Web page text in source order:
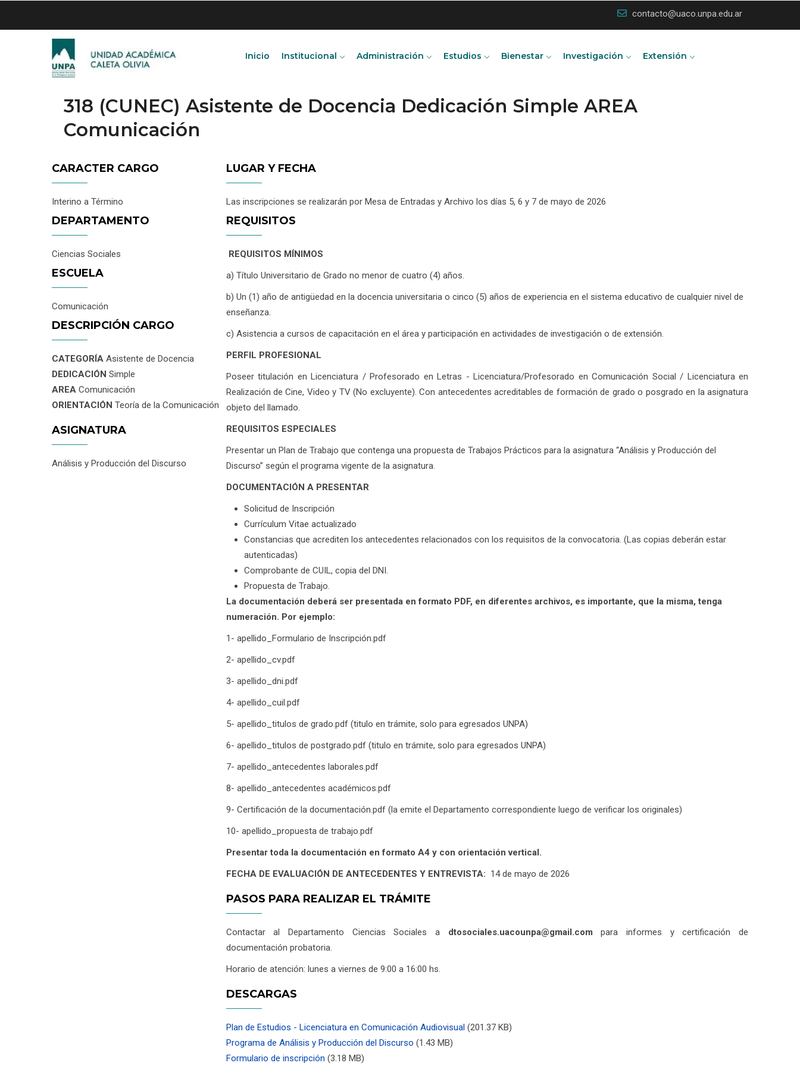
contacto@uaco.unpa.edu.ar
Inicio Institucional Administración Estudios Bienestar Investigación Extensión
318 (CUNEC) Asistente de Docencia Dedicación Simple AREA
Comunicación
CARACTER CARGO
Interino a Término
DEPARTAMENTO
Ciencias Sociales
ESCUELA
Comunicación
DESCRIPCIÓN CARGO
CATEGORÍA Asistente de Docencia
DEDICACIÓN Simple
AREA Comunicación
ORIENTACIÓN Teoría de la Comunicación
ASIGNATURA
Análisis y Producción del Discurso
LUGAR Y FECHA
Las inscripciones se realizarán por Mesa de Entradas y Archivo los días 5, 6 y 7 de mayo de 2026
REQUISITOS
REQUISITOS MÍNIMOS
a) Título Universitario de Grado no menor de cuatro (4) años.
b) Un (1) año de antigüedad en la docencia universitaria o cinco (5) años de experiencia en el sistema educativo de cualquier nivel de
enseñanza.
c) Asistencia a cursos de capacitación en el área y participación en actividades de investigación o de extensión.
PERFIL PROFESIONAL
Poseer titulación en Licenciatura / Profesorado en Letras - Licenciatura/Profesorado en Comunicación Social / Licenciatura en
Realización de Cine, Video y TV (No excluyente). Con antecedentes acreditables de formación de grado o posgrado en la asignatura
objeto del llamado.
REQUISITOS ESPECIALES
Presentar un Plan de Trabajo que contenga una propuesta de Trabajos Prácticos para la asignatura “Análisis y Producción del
Discurso” según el programa vigente de la asignatura.
DOCUMENTACIÓN A PRESENTAR
Solicitud de Inscripción
Currículum Vitae actualizado
Constancias que acrediten los antecedentes relacionados con los requisitos de la convocatoria. (Las copias deberán estar
autenticadas)
Comprobante de CUIL, copia del DNI.
Propuesta de Trabajo.
La documentación deberá ser presentada en formato PDF, en diferentes archivos, es importante, que la misma, tenga
numeración. Por ejemplo:
1- apellido_Formulario de Inscripción.pdf
2- apellido_cv.pdf
3- apellido_dni.pdf
4- apellido_cuil.pdf
5- apellido_titulos de grado.pdf (titulo en trámite, solo para egresados UNPA)
6- apellido_titulos de postgrado.pdf (titulo en trámite, solo para egresados UNPA)
7- apellido_antecedentes laborales.pdf
8- apellido_antecedentes académicos.pdf
9- Certificación de la documentación.pdf (la emite el Departamento correspondiente luego de verificar los originales)
10- apellido_propuesta de trabajo.pdf
Presentar toda la documentación en formato A4 y con orientación vertical.
FECHA DE EVALUACIÓN DE ANTECEDENTES Y ENTREVISTA: 14 de mayo de 2026
PASOS PARA REALIZAR EL TRÁMITE
Contactar al Departamento Ciencias Sociales a dtosociales.uacounpa@gmail.com para informes y certificación de
documentación probatoria.
Horario de atención: lunes a viernes de 9:00 a 16:00 hs.
DESCARGAS
Plan de Estudios - Licenciatura en Comunicación Audiovisual (201.37 KB)
Programa de Análisis y Producción del Discurso (1.43 MB)
Formulario de inscripción (3.18 MB)